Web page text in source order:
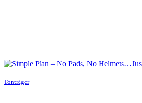
Tonträger